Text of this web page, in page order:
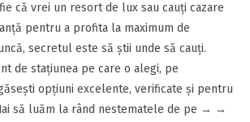
că vrei un resort de lux sau cauți cazare
pentru a profita la maximum de
secretul este să știi unde să cauți.
de stațiunea pe care o alegi, pe
opțiuni excelente, verificate și pentru
să luăm la rând nestematele de pe →​ →​